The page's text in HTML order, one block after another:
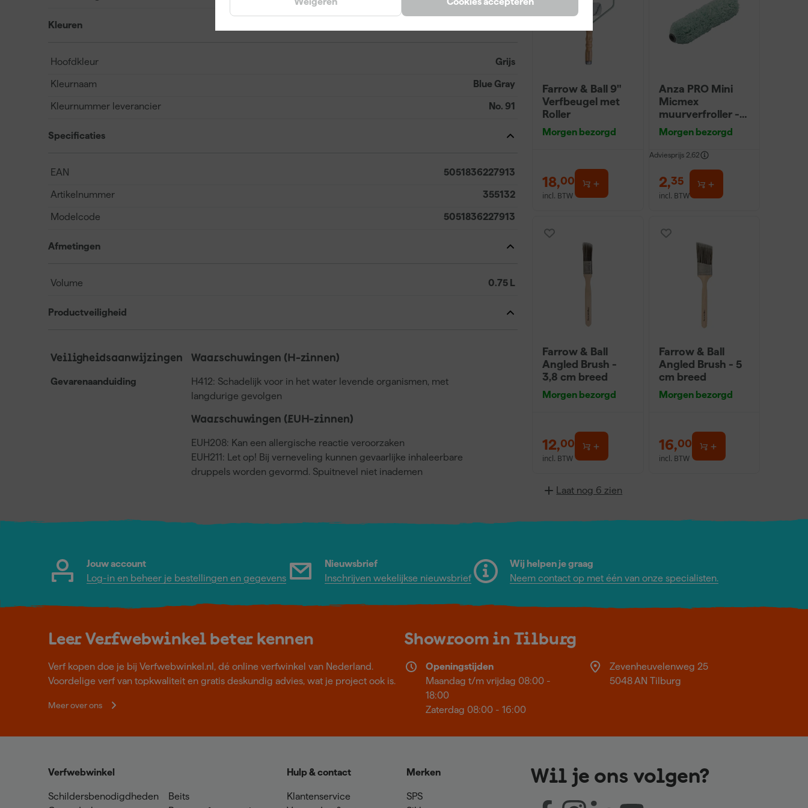
Kleuren
Hoofdkleur Grijs
Kleurnaam Blue Gray
Kleurnummer leverancier No. 91
Specificaties
EAN 5051836227913
Artikelnummer 355132
Modelcode 5051836227913
Afmetingen
Volume 0.75 L
Productveiligheid
Veiligheidsaanwijzingen
Gevarenaanduiding
Waarschuwingen (H-zinnen)
H412: Schadelijk voor in het water levende organismen, met
langdurige gevolgen
Waarschuwingen (EUH-zinnen)
EUH208: Kan een allergische reactie veroorzaken
EUH211: Let op! Bij verneveling kunnen gevaarlijke inhaleerbare
druppels worden gevormd. Spuitnevel niet inademen
Farrow & Ball 9"
Verfbeugel met
Roller
Morgen bezorgd
18,00
incl. BTW
Anza PRO Mini
Micmex
muurverfroller -
10cm
Morgen bezorgd
Adviesprijs 2,62
2,35
incl. BTW
Farrow & Ball
Angled Brush -
3,8 cm breed
Morgen bezorgd
12,00
incl. BTW
Farrow & Ball
Angled Brush - 5
cm breed
Morgen bezorgd
16,00
incl. BTW
Laat nog 6 zien
Jouw account
Log-in en beheer je bestellingen en gegevens
Nieuwsbrief
Inschrijven wekelijkse nieuwsbrief
Wij helpen je graag
Neem contact op met één van onze specialisten.
Leer Verfwebwinkel beter kennen
Verf kopen doe je bij Verfwebwinkel.nl, dé online verfwinkel van Nederland.
Voordelige verf van topkwaliteit en gratis deskundig advies, wat je project ook is.
Meer over ons
Showroom in Tilburg
Openingstijden
Maandag t/m vrijdag 08:00 -
18:00
Zaterdag 08:00 - 16:00
Zevenheuvelenweg 25
5048 AN Tilburg
Verfwebwinkel
Schildersbenodigdheden
Beits
Hulp & contact
Klantenservice
Merken
SPS
Wil je ons volgen?